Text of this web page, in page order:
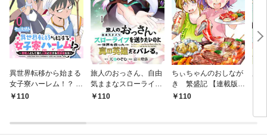
異世界転移から始まる
女子寮ハーレム！？ ～
管理人として働く人間
110
旅人のおっさん、自由
気ままなスローライフ
を送りたいのに世界を
110
ちぃちゃんのおしなが
き 繁盛記 【連載版】
１110